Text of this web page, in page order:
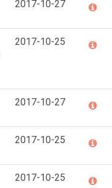
2017-10-27
2017-10-25
2017-10-27
2017-10-25
2017-10-25